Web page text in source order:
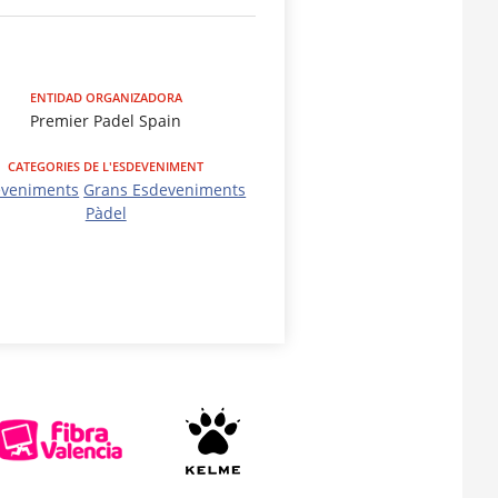
ENTIDAD ORGANIZADORA
Premier Padel Spain
CATEGORIES DE L'ESDEVENIMENT
Grans Esdeveniments
Pàdel